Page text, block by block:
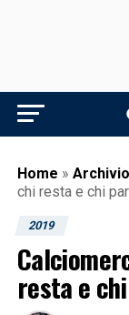
Home » Archivio
chi resta e chi
2019
resta e